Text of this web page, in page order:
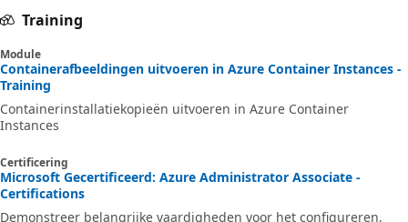
Training
Module
Containerafbeeldingen uitvoeren in Azure Container Instances -
Training
Containerinstallatiekopieën uitvoeren in Azure Container
Instances
Certificering
Microsoft Gecertificeerd: Azure Administrator Associate -
Certifications
Demonstreer belangrijke vaardigheden voor het configureren,